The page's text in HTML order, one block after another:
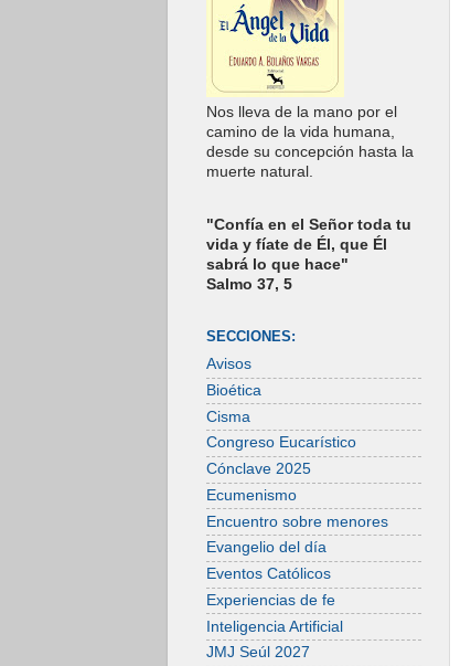
Nos lleva de la mano por el
camino de la vida humana,
desde su concepción hasta la
muerte natural.
"Confía en el Señor toda tu
vida y fíate de Él, que Él
sabrá lo que hace"
Salmo 37, 5
SECCIONES:
Avisos
Bioética
Cisma
Congreso Eucarístico
Cónclave 2025
Ecumenismo
Encuentro sobre menores
Evangelio del día
Eventos Católicos
Experiencias de fe
Inteligencia Artificial
JMJ Seúl 2027